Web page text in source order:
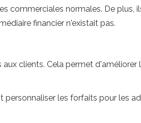
commerciales normales. De plus,
financier n'existait pas.
clients. Cela permet
les forfaits pour les